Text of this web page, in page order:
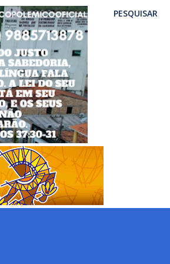
PESQUISAR